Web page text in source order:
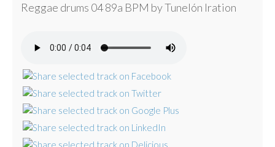
Reggae drums 04 89a BPM by Tunelón Iration